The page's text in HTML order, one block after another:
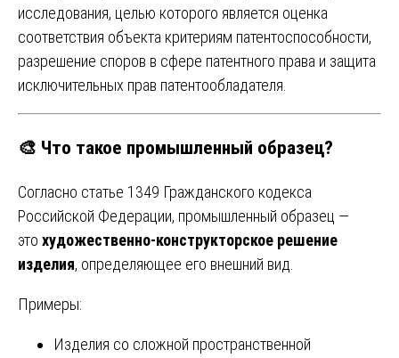
исследования, целью которого является оценка
соответствия объекта критериям патентоспособности,
разрешение споров в сфере патентного права и защита
исключительных прав патентообладателя.
🎨 Что такое промышленный образец?
Согласно статье 1349 Гражданского кодекса
Российской Федерации, промышленный образец —
это художественно-конструкторское решение
изделия, определяющее его внешний вид.
Примеры:
Изделия со сложной пространственной